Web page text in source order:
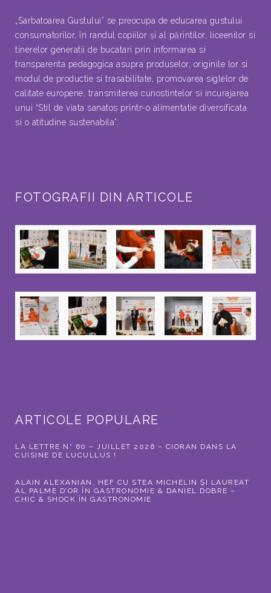
„Sarbatoarea Gustului” se preocupa de educarea gustului
consumatorilor, în randul copiilor şi al părintilor, liceenilor si
tinerelor generatii de bucatari prin informarea si
transparenta pedagogica asupra produselor, originile lor si
modul de productie si trasabilitate, promovarea siglelor de
calitate europene, transmiterea cunostintelor si incurajarea
unui “Stil de viata sanatos printr-o alimentatie diversificata
si o atitudine sustenabila”.
FOTOGRAFII DIN ARTICOLE
ARTICOLE POPULARE
LA LETTRE N° 60 – JUILLET 2026 – CIORAN DANS LA
CUISINE DE LUCULLUS !
ALAIN ALEXANIAN, HEF CU STEA MICHELIN ȘI LAUREAT
AL PALME D’OR ÎN GASTRONOMIE & DANIEL DOBRE –
CHIC & SHOCK ÎN GASTRONOMIE